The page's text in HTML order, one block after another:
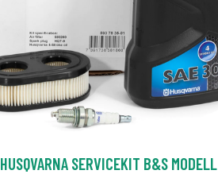
HUSQVARNA SERVICEKIT B&S MODELL